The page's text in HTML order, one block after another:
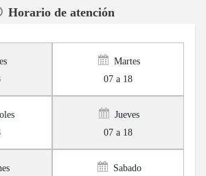
Horario de atención
Martes
07 a 18
Jueves
07 a 18
Sabado